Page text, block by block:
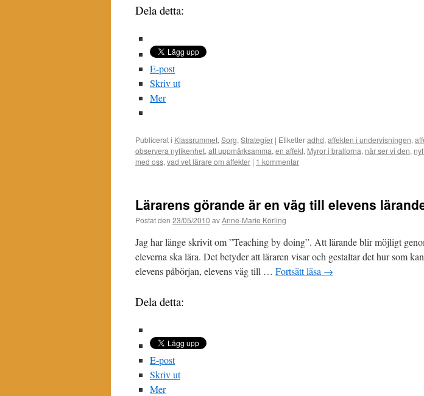
Dela detta:
E-post
Skriv ut
Mer
Publicerat i Klassrummet, Sorg, Strategier | Etiketteradhd, affekten i undervisningen,
observera nyfikenhet, att uppmärksamma, en affekt, Myror i brallorna, när ser vi den,
med oss, vad vet lärare om affekter | 1 kommentar
Lärarens görande är en väg till elevens
Postat den 23/05/2010 avAnne-Marie Körling
Jag har länge skrivit om ”Teaching by doing”. Att lärande blir möjligt
eleverna ska lära. Det betyder att läraren visar och gestaltar det hur som
elevens påbörjan, elevens väg till … Fortsätt läsa →
Dela detta:
E-post
Skriv ut
Mer